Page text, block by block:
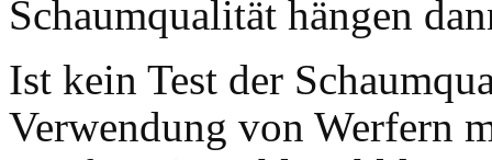
Schaumqualität hängen
Ist kein Test der
Verwendung von Werfern